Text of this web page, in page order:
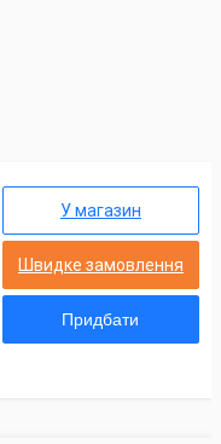
У магазин
Швидке замовлення
Придбати